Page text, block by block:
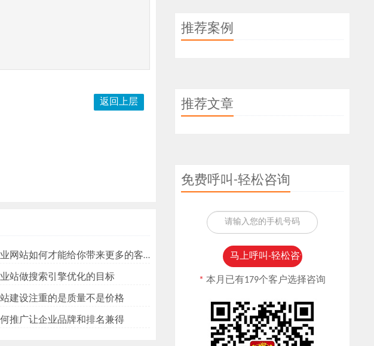
返回上层
网站如何才能给你带来更多的客户？
站做搜索引擎优化的目标
建设注重的是质量不是价格
推广让企业品牌和排名兼得
推荐案例
推荐文章
免费呼叫-轻松咨询
*本月已有179个客户选择咨询